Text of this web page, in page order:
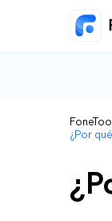
¿Por